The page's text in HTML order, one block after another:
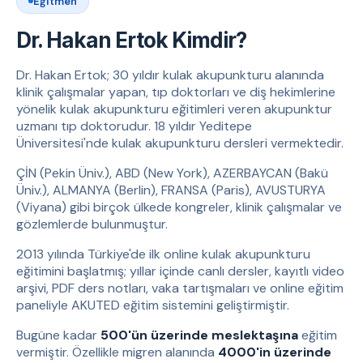
Dr. Hakan Ertok Kimdir?
Dr. Hakan Ertok; 30 yıldır kulak akupunkturu alanında
klinik çalışmalar yapan, tıp doktorları ve diş hekimlerine
yönelik kulak akupunkturu eğitimleri veren akupunktur
uzmanı tıp doktorudur. 18 yıldır Yeditepe
Üniversitesi'nde kulak akupunkturu dersleri vermektedir.
ÇİN (Pekin Üniv.), ABD (New York), AZERBAYCAN (Bakü
Üniv.), ALMANYA (Berlin), FRANSA (Paris), AVUSTURYA
(Viyana) gibi birçok ülkede kongreler, klinik çalışmalar ve
gözlemlerde bulunmuştur.
2013 yılında Türkiye'de ilk online kulak akupunkturu
eğitimini başlatmış; yıllar içinde canlı dersler, kayıtlı video
arşivi, PDF ders notları, vaka tartışmaları ve online eğitim
paneliyle AKUTED eğitim sistemini geliştirmiştir.
Bugüne kadar 500'ün üzerinde meslektaşınaeğitim
vermiştir. Özellikle migren alanında 4000'in üzerinde